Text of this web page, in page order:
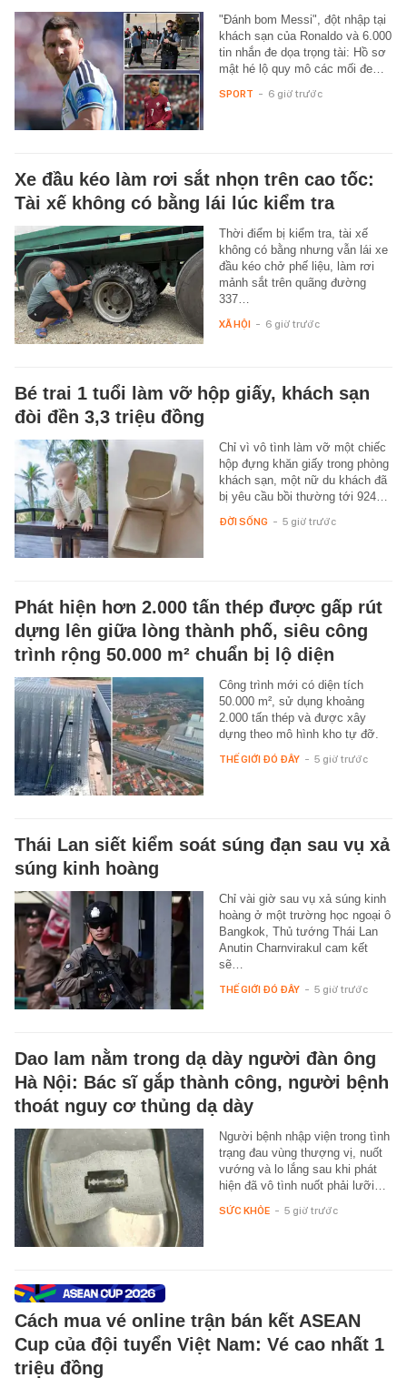
"Đánh bom Messi", đột nhập tại
khách sạn của Ronaldo và 6.000
tin nhắn đe dọa trọng tài: Hồ sơ
mật hé lộ quy mô các mối đe…
SPORT - 6 giờ trước
Xe đầu kéo làm rơi sắt nhọn trên cao tốc:
Tài xế không có bằng lái lúc kiểm tra
Thời điểm bị kiểm tra, tài xế
không có bằng nhưng vẫn lái xe
đầu kéo chở phế liệu, làm rơi
mảnh sắt trên quãng đường
337…
XÃ HỘI - 6 giờ trước
Bé trai 1 tuổi làm vỡ hộp giấy, khách sạn
đòi đền 3,3 triệu đồng
Chỉ vì vô tình làm vỡ một chiếc
hộp đựng khăn giấy trong phòng
khách sạn, một nữ du khách đã
bị yêu cầu bồi thường tới 924…
ĐỜI SỐNG - 5 giờ trước
Phát hiện hơn 2.000 tấn thép được gấp rút
dựng lên giữa lòng thành phố, siêu công
trình rộng 50.000 m² chuẩn bị lộ diện
Công trình mới có diện tích
50.000 m², sử dụng khoảng
2.000 tấn thép và được xây
dựng theo mô hình kho tự đỡ.
THẾ GIỚI ĐÓ ĐÂY - 5 giờ trước
Thái Lan siết kiểm soát súng đạn sau vụ xả
súng kinh hoàng
Chỉ vài giờ sau vụ xả súng kinh
hoàng ở một trường học ngoại ô
Bangkok, Thủ tướng Thái Lan
Anutin Charnvirakul cam kết
sẽ…
THẾ GIỚI ĐÓ ĐÂY - 5 giờ trước
Dao lam nằm trong dạ dày người đàn ông
Hà Nội: Bác sĩ gắp thành công, người bệnh
thoát nguy cơ thủng dạ dày
Người bệnh nhập viện trong tình
trạng đau vùng thượng vị, nuốt
vướng và lo lắng sau khi phát
hiện đã vô tình nuốt phải lưỡi…
SỨC KHỎE - 5 giờ trước
Cách mua vé online trận bán kết ASEAN
Cup của đội tuyển Việt Nam: Vé cao nhất 1
triệu đồng